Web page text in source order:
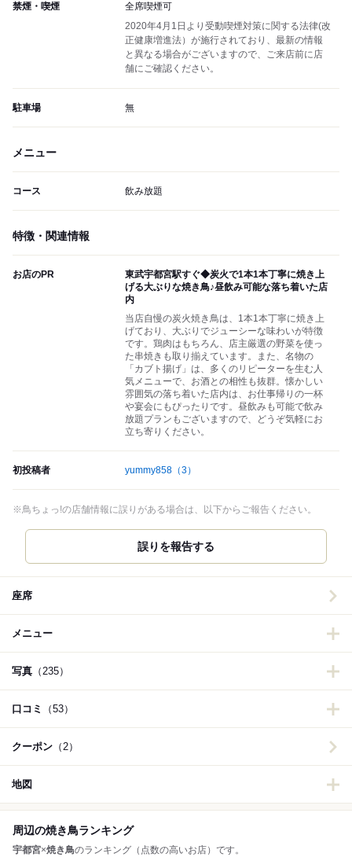
禁煙・喫煙
全席喫煙可
2020年4月1日より受動喫煙対策に関する法律(改
正健康増進法）が施行されており、最新の情報
と異なる場合がございますので、ご来店前に店
舗にご確認ください。
駐車場 無
メニュー
コース 飲み放題
特徴・関連情報
お店のPR
東武宇都宮駅すぐ◆炭火で1本1本丁寧に焼き上
げる大ぶりな焼き鳥♪昼飲み可能な落ち着いた店
内
当店自慢の炭火焼き鳥は、1本1本丁寧に焼き上
げており、大ぶりでジューシーな味わいが特徴
です。鶏肉はもちろん、店主厳選の野菜を使っ
た串焼きも取り揃えています。また、名物の
「カブト揚げ」は、多くのリピーターを生む人
気メニューで、お酒との相性も抜群。懐かしい
雰囲気の落ち着いた店内は、お仕事帰りの一杯
や宴会にもぴったりです。昼飲みも可能で飲み
放題プランもございますので、どうぞ気軽にお
立ち寄りください。
初投稿者 yummy858 （3）
※鳥ちょっ!の店舗情報に誤りがある場合は、以下からご報告ください。
誤りを報告する
座席
メニュー
写真 （235）
口コミ （53）
クーポン （2）
地図
周辺の焼き鳥ランキング
宇都宮×焼き鳥のランキング（点数の高いお店）です。